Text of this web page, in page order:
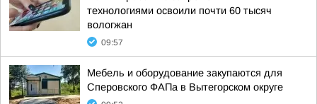
технологиями освоили почти 60 тысяч
вологжан
09:57
Мебель и оборудование закупаются для
Сперовского ФАПа в Вытегорском округе